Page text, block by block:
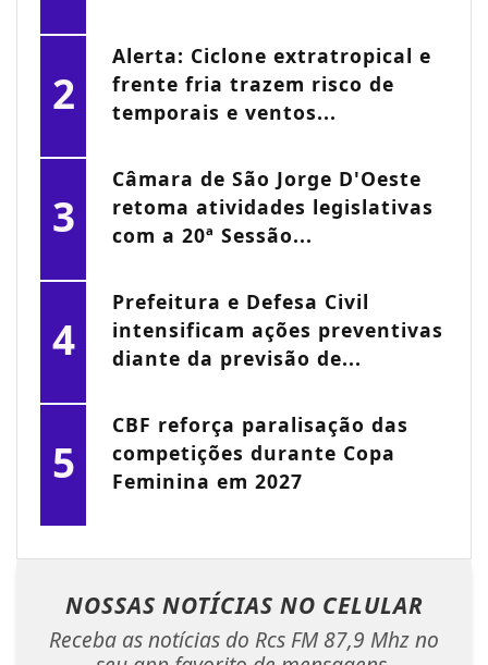
2
Alerta: Ciclone extratropical e
frente fria trazem risco de
temporais e ventos...
3
Câmara de São Jorge D'Oeste
retoma atividades legislativas
com a 20ª Sessão...
4
Prefeitura e Defesa Civil
intensificam ações preventivas
diante da previsão de...
5
CBF reforça paralisação das
competições durante Copa
Feminina em 2027
NOSSAS NOTÍCIAS NO CELULAR
Receba as notícias do Rcs FM 87,9 Mhz no